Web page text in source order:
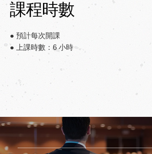
課程時數
● 預計每次開課
● 上課時數：6 小時